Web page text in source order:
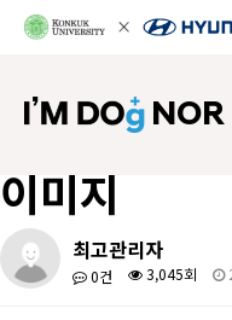
NOR
이미지
최고관리자
0건 3,045회